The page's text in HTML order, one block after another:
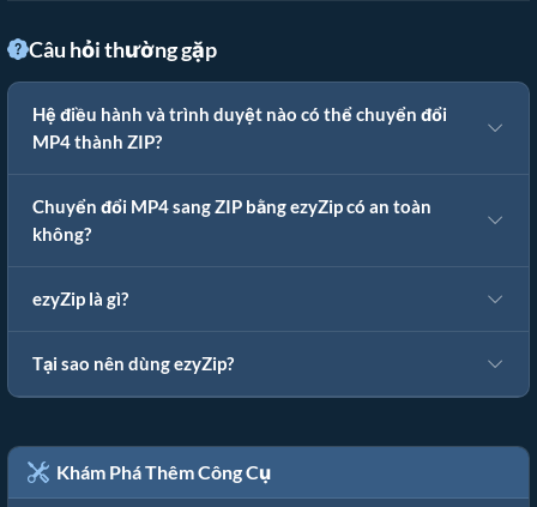
Câu hỏi thường gặp
Hệ điều hành và trình duyệt nào có thể chuyển đổi
MP4 thành ZIP?
Chuyển đổi MP4 sang ZIP bằng ezyZip có an toàn
không?
ezyZip là gì?
Tại sao nên dùng ezyZip?
Khám Phá Thêm Công Cụ